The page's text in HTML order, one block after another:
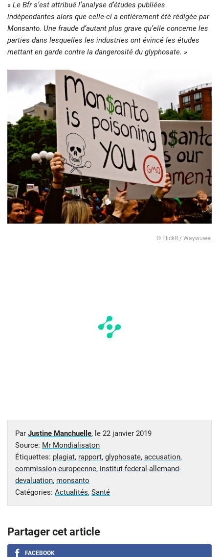
« Le Bfr s’est attribué l’analyse d’études publiées
indépendantes alors que celle-ci a entièrement été rédigée par
Monsanto. Une fraude d’autant plus grave qu’elle concerne les
parties dans lesquelles les industries ont évincé les études
mettant en garde contre la dangerosité du glyphosate. »
© FlickR / Waywuwei
Par Justine Manchuelle, le 22 janvier 2019
Source: Mr Mondialisaton
Étiquettes: plagiat, rapport, glyphosate, accusation,
commission-europeenne, institut-federal-allemand-
devaluation, monsanto
Catégories: Actualités, Santé
Partager cet article
FACEBOOK